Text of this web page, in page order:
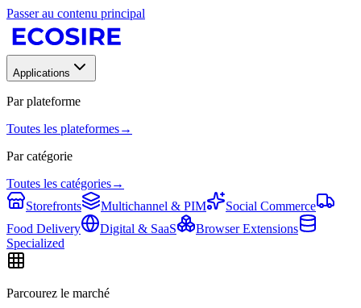
Passer au contenu principal
Applications
Par plateforme
Toutes les plateformes→
Par catégorie
Toutes les catégories→
Storefronts
Multichannel & PIM
Social Commerce
Food Delivery
Digital & SaaS
Browser Extensions
Specialized
Parcourez le marché